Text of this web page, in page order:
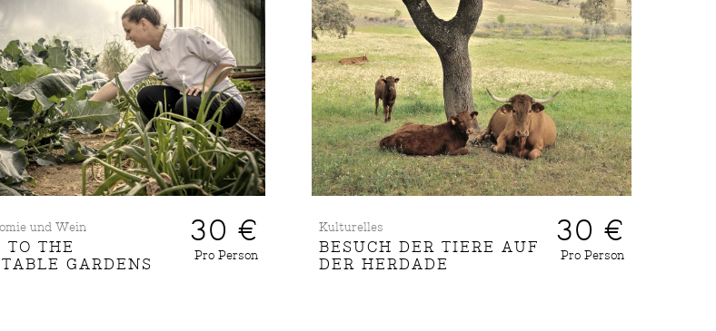
und Wein
TO THE
GARDENS
30 €
Pro Person
Kulturelles
BESUCH DER TIERE AUF
DER HERDADE
30 €
Pro Person